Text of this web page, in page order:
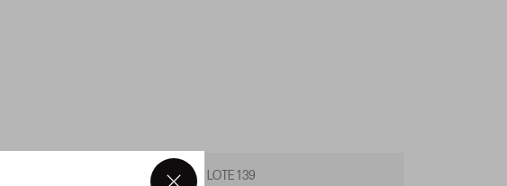
LOTE 139